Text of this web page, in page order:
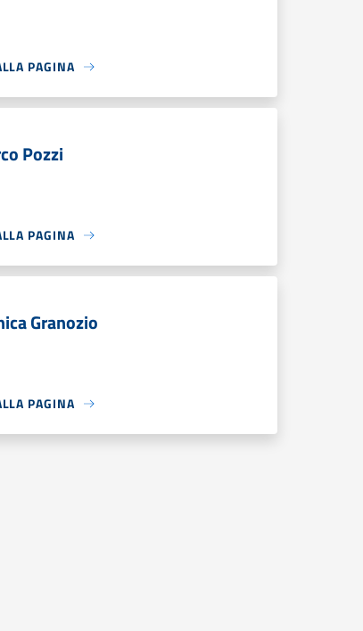
PAGINA
Pozzi
PAGINA
Granozio
PAGINA